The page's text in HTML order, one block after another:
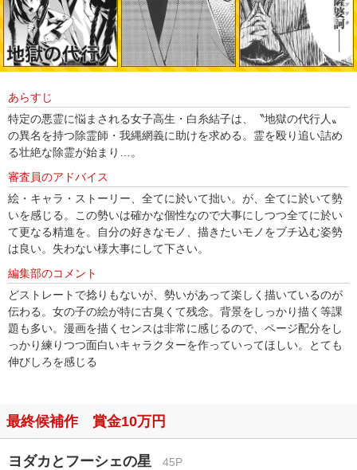
あらすじ
特定の悪霊に悩まされる女子高生・白糸結子は、〝地獄の代行人〟
の異名を持つ除霊師・我縄網義に助けを求める。霊を殴り追い詰め
る壮絶な除霊が始まり…。
審査員のアドバイス
絵・キャラ・ストーリー、全てに於いて拙い。が、全てに於いて勢
いを感じる。この勢いは確かな個性なので大事にしつつ全てに於い
て更なる精進を。自分の好きなモノ、描きたいモノをブチ込む姿勢
は良い。失わない様大事にして下さい。
編集部のコメント
どストレートで捻りもないが、勢いがあって楽しく描いているのが
伝わる。女の子の絵が特に古臭くて残念。背景をしっかり描く等課
題も多い。漫画を描くセンスは非常に感じるので、ページ配分をし
っかり練りつつ面白いキャラクターを作っていってほしい。とても
伸びしろを感じる
最終候補作 賞金10万円
ヨダカとフーシェの星 45P